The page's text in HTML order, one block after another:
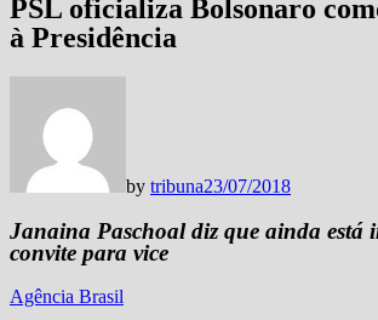
PSL oficializa Bolsonaro
à Presidência
by tribuna23/07/2018
Janaina Paschoal diz que ainda está
convite para vice
Agência Brasil